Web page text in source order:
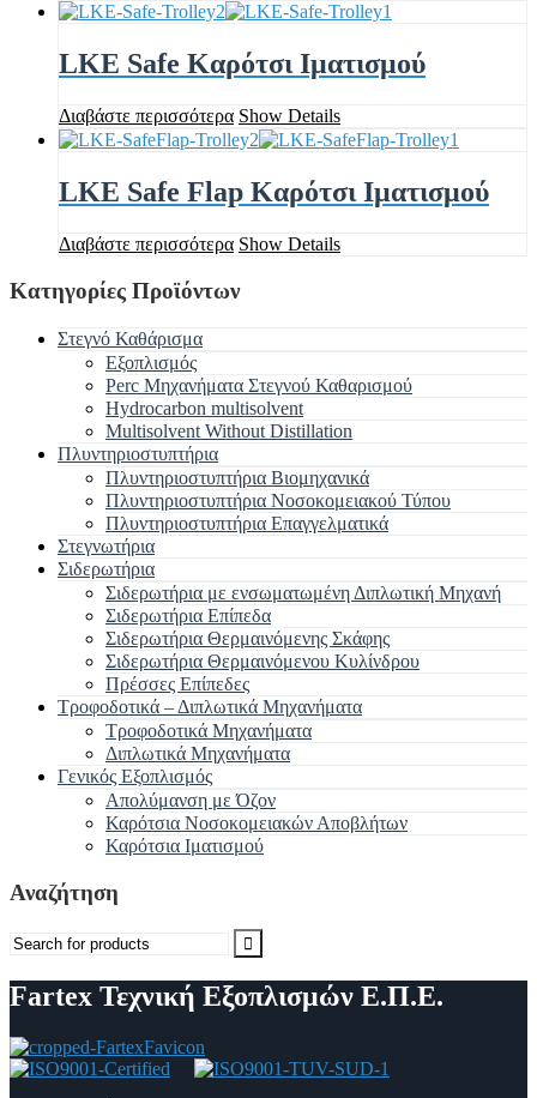
LKE Safe Καρότσι Ιματισμού
Διαβάστε περισσότερα Show Details
LKE Safe Flap Καρότσι Ιματισμού
Διαβάστε περισσότερα Show Details
Κατηγορίες Προϊόντων
Στεγνό Καθάρισμα
Εξοπλισμός
Perc Μηχανήματα Στεγνού Καθαρισμού
Hydrocarbon multisolvent
Multisolvent Without Distillation
Πλυντηριοστυπτήρια
Πλυντηριοστυπτήρια Βιομηχανικά
Πλυντηριοστυπτήρια Νοσοκομειακού Τύπου
Πλυντηριοστυπτήρια Επαγγελματικά
Στεγνωτήρια
Σιδερωτήρια
Σιδερωτήρια με ενσωματωμένη Διπλωτική Μηχανή
Σιδερωτήρια Επίπεδα
Σιδερωτήρια Θερμαινόμενης Σκάφης
Σιδερωτήρια Θερμαινόμενου Κυλίνδρου
Πρέσσες Επίπεδες
Τροφοδοτικά – Διπλωτικά Μηχανήματα
Τροφοδοτικά Μηχανήματα
Διπλωτικά Μηχανήματα
Γενικός Εξοπλισμός
Απολύμανση με Όζον
Καρότσια Νοσοκομειακών Αποβλήτων
Καρότσια Ιματισμού
Αναζήτηση
Search
Fartex Τεχνική Εξοπλισμών Ε.Π.Ε.